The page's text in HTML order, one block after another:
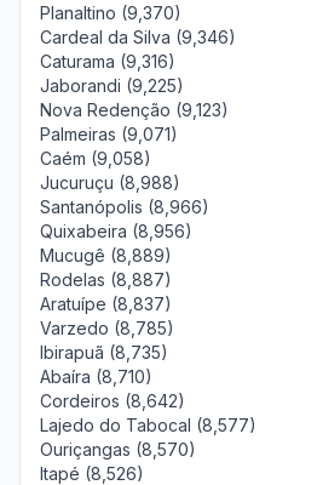
Planaltino (9,370)
Cardeal da Silva (9,346)
Caturama (9,316)
Jaborandi (9,225)
Nova Redenção (9,123)
Palmeiras (9,071)
Caém (9,058)
Jucuruçu (8,988)
Santanópolis (8,966)
Quixabeira (8,956)
Mucugê (8,889)
Rodelas (8,887)
Aratuípe (8,837)
Varzedo (8,785)
Ibirapuã (8,735)
Abaíra (8,710)
Cordeiros (8,642)
Lajedo do Tabocal (8,577)
Ouriçangas (8,570)
Itapé (8,526)